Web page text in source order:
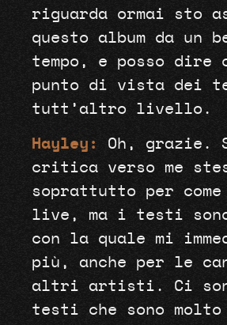
riguarda ormai sto
questo album da un
tempo, e posso dire
punto di vista dei
tutt’altro livello.
Hayley:
Oh, grazie.
critica verso me
soprattutto per come
live, ma i testi
con la quale mi
più, anche per le
altri artisti. Ci
testi che sono molto